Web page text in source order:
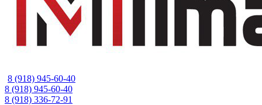
8 (918) 945-60-40
8 (918) 945-60-40
8 (918) 336-72-91